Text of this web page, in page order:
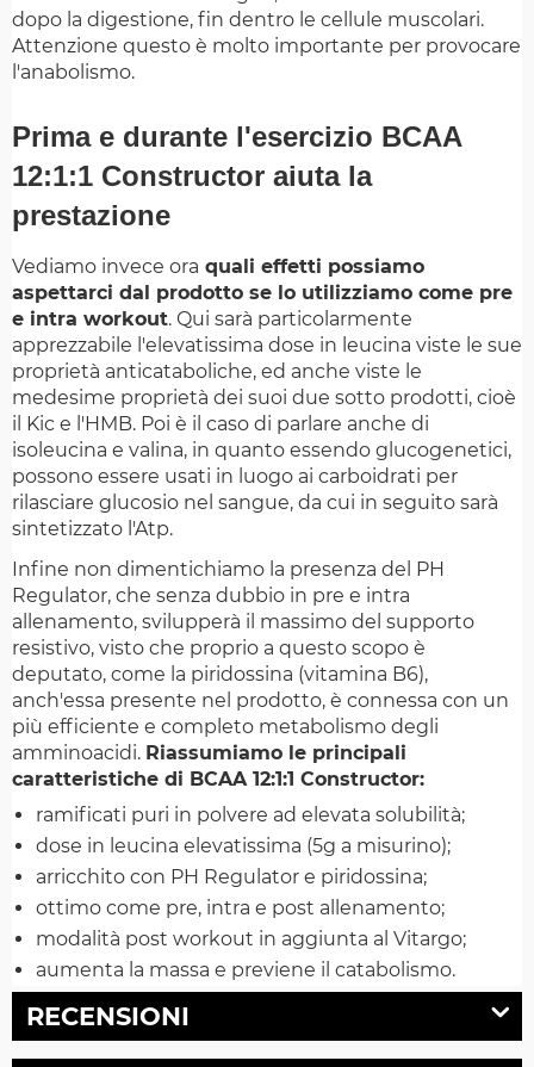
dopo la digestione, fin dentro le cellule muscolari.
Attenzione questo è molto importante per provocare
l'anabolismo.
Prima e durante l'esercizio BCAA
12:1:1 Constructor aiuta la
prestazione
Vediamo invece ora quali effetti possiamo
aspettarci dal prodotto se lo utilizziamo come pre
e intra workout. Qui sarà particolarmente
apprezzabile l'elevatissima dose in leucina viste le sue
proprietà anticataboliche, ed anche viste le
medesime proprietà dei suoi due sotto prodotti, cioè
il Kic e l'HMB. Poi è il caso di parlare anche di
isoleucina e valina, in quanto essendo glucogenetici,
possono essere usati in luogo ai carboidrati per
rilasciare glucosio nel sangue, da cui in seguito sarà
sintetizzato l'Atp.
Infine non dimentichiamo la presenza del PH
Regulator, che senza dubbio in pre e intra
allenamento, svilupperà il massimo del supporto
resistivo, visto che proprio a questo scopo è
deputato, come la piridossina (vitamina B6),
anch'essa presente nel prodotto, è connessa con un
più efficiente e completo metabolismo degli
amminoacidi. Riassumiamo le principali
caratteristiche di BCAA 12:1:1 Constructor:
ramificati puri in polvere ad elevata solubilità;
dose in leucina elevatissima (5g a misurino);
arricchito con PH Regulator e piridossina;
ottimo come pre, intra e post allenamento;
modalità post workout in aggiunta al Vitargo;
aumenta la massa e previene il catabolismo.
RECENSIONI